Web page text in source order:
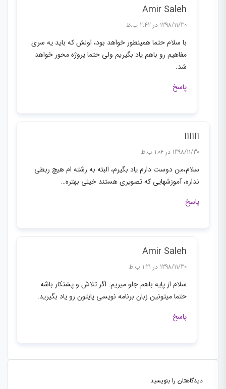
Amir Saleh
1398/11/30 در 2:42 ب.ظ
با سلام حتما همینطور خواهد بود، اولش که باید یه سری
مفاهیم رو باهم یاد بگیریم ولی حتما پروژه محور خواهد
شد.
پاسخ
اااااا
1398/11/30 در 1:06 ب.ظ
سلام،من دوست دارم یاد بگیرم، البته به رشته ام هیچ ربطی
نداره، آموزشهایی که تصویری هستند خیلی بهتره…
پاسخ
Amir Saleh
1398/11/30 در 1:21 ب.ظ
سلام از پایه باهم جلو میریم. اگر تلاش و پشتکار باشه
حتما میتونین زبان برنامه نویسی پایتون رو یاد بگیرید.
پاسخ
دیدگاهتان را بنویسید